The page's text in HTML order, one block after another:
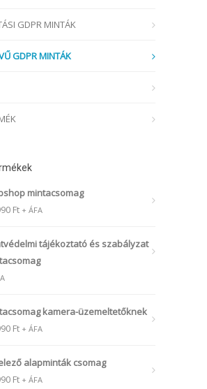
GDPR MINTÁK
GDPR MINTÁK
mintacsomag
Ft + ÁFA
tájékoztató és szabályzat
kamera-üzemeltetőknek
Ft + ÁFA
alapminták csomag
Ft + ÁFA